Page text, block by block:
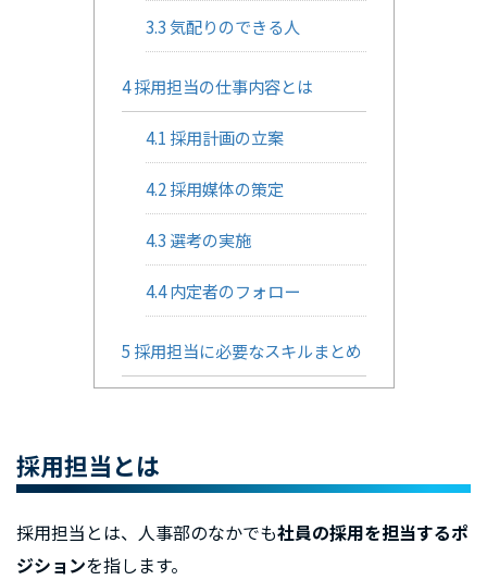
3.3気配りのできる人
4採用担当の仕事内容とは
4.1 採用計画の立案
4.2採用媒体の策定
4.3 選考の実施
4.4内定者のフォロー
5 採用担当に必要なスキルまとめ
採用担当とは
採用担当とは、人事部のなかでも社員の採用を担当するポ
ジションを指します。